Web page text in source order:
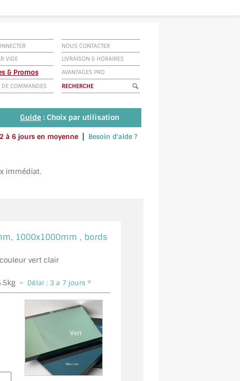
NOUS CONTACTER
VIDE
LIVRAISON & HORAIRES
& Promos
AVANTAGES PRO
COMMANDES
Guide : Choix par utilisation
à 6 jours en moyenne| Besoin d'aide ?
immédiat.
1000x1000mm , bords
vert clair
kg - Délai : 3 a 7 jours *